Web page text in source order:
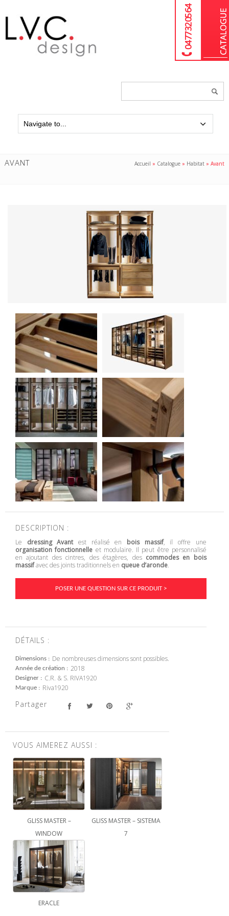
04 77 32 05 64
AVANT Accueil » Catalogue » Habitat »Avant
DESCRIPTION :
Le dressing Avantest réalisé en bois massif, il offre une
organisation fonctionnelle et modulaire. Il peut être personnalisé
en ajoutant des cintres, des étagères, des commodes en bois
massifavec des joints traditionnels en queue d’aronde.
POSER UNE QUESTION SUR CE PRODUIT >
DÉTAILS :
Dimensions De nombreuses dimensions sont possibles.
Année de création 2018
Designer C.R. & S. RIVA1920
Marque Riva1920
Partager
VOUS AIMEREZ AUSSI :
GLISS MASTER –
WINDOW
GLISS MASTER – SISTEMA
7
ERACLE